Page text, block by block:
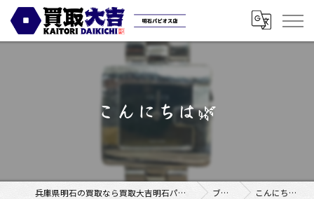
こんにちは🌿
兵庫県明石の買取なら買取大吉明石パピオス店 ブログ こんにちは🌿